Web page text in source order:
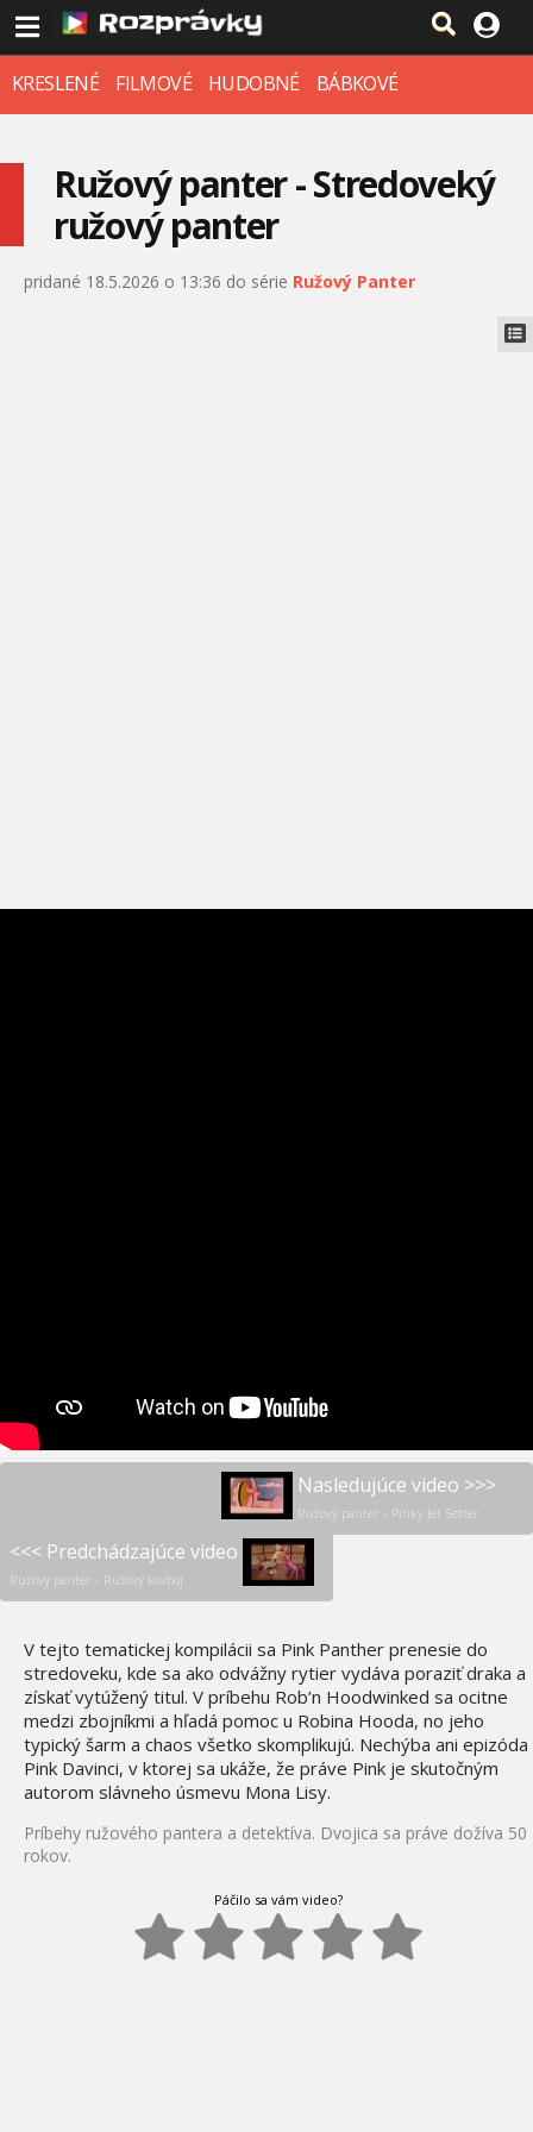
KRESLENÉ FILMOVÉ HUDOBNÉ BÁBKOVÉ
Ružový panter - Stredoveký
ružový panter
pridané 18.5.2026 o 13:36 do série Ružový Panter
Nasledujúce video >>>
Ružový panter – Pinky Jet Setter
<<< Predchádzajúce video
Ružový panter – Ružový kovboj
V tejto tematickej kompilácii sa Pink Panther prenesie do
stredoveku, kde sa ako odvážny rytier vydáva poraziť draka a
získať vytúžený titul. V príbehu Rob’n Hoodwinked sa ocitne
medzi zbojníkmi a hľadá pomoc u Robina Hooda, no jeho
typický šarm a chaos všetko skomplikujú. Nechýba ani epizóda
Pink Davinci, v ktorej sa ukáže, že práve Pink je skutočným
autorom slávneho úsmevu Mona Lisy.
Príbehy ružového pantera a detektíva. Dvojica sa práve dožíva 50
rokov.
Páčilo sa vám video?